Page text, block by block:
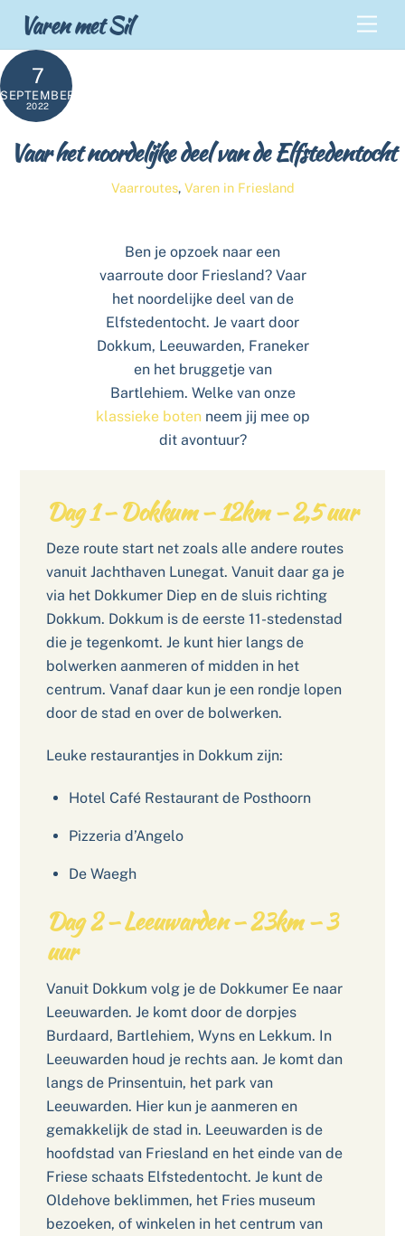
content
Varen met Sil
7
SEPTEMBER
2022
Vaar het noordelijke deel van de Elfstedentocht
Vaarroutes, Varen in Friesland
Ben je opzoek naar een
vaarroute door Friesland? Vaar
het noordelijke deel van de
Elfstedentocht. Je vaart door
Dokkum, Leeuwarden, Franeker
en het bruggetje van
Bartlehiem. Welke van onze
klassieke boten neem jij mee op
dit avontuur?
Dag 1 – Dokkum – 12km – 2,5 uur
Deze route start net zoals alle andere routes
vanuit Jachthaven Lunegat. Vanuit daar ga je
via het Dokkumer Diep en de sluis richting
Dokkum. Dokkum is de eerste 11-stedenstad
die je tegenkomt. Je kunt hier langs de
bolwerken aanmeren of midden in het
centrum. Vanaf daar kun je een rondje lopen
door de stad en over de bolwerken.
Leuke restaurantjes in Dokkum zijn:
Hotel Café Restaurant de Posthoorn
Pizzeria d’Angelo
De Waegh
Dag 2 – Leeuwarden – 23km – 3
uur
Vanuit Dokkum volg je de Dokkumer Ee naar
Leeuwarden. Je komt door de dorpjes
Burdaard, Bartlehiem, Wyns en Lekkum. In
Leeuwarden houd je rechts aan. Je komt dan
langs de Prinsentuin, het park van
Leeuwarden. Hier kun je aanmeren en
gemakkelijk de stad in. Leeuwarden is de
hoofdstad van Friesland en het einde van de
Friese schaats Elfstedentocht. Je kunt de
Oldehove beklimmen, het Fries museum
bezoeken, of winkelen in het centrum van